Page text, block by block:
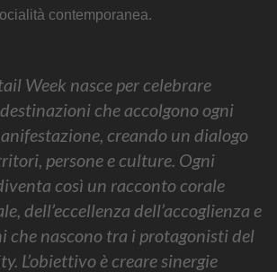
contemporanea.
Week nasce per celebrare
che accolgono ogni
creando un dialogo
persone e culture. Ogni
così un racconto corale
dell’eccellenza dell’accoglienza e
che nascono tra i protagonisti del
L’obiettivo è creare sinergie